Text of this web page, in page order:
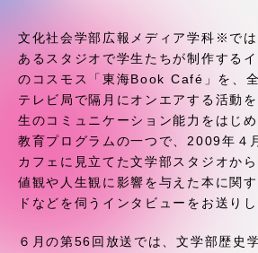
文化社会学部広報メディア学科※で
あるスタジオで学生たちが制作する
のコスモス「東海Book Café」を、
テレビ局で隔月にオンエアする活動
生のコミュニケーション能力をはじ
教育プログラムの一つで、2009年４
カフェに見立てた文学部スタジオか
値観や人生観に影響を与えた本に関
ドなどを伺うインタビューをお送りし
６月の第56回放送では、文学部歴史
グローバルネットワーク
学外連携
学園ネットワーク
各種情報・お問い合わせ